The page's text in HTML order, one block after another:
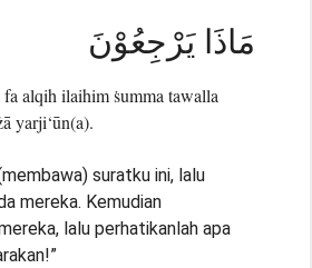
مَاذَا يَرْجِعُوْنَ
alqih ilaihim ṡumma tawalla
yarji‘ūn(a).
suratku ini, lalu
mereka. Kemudian
lalu perhatikanlah apa